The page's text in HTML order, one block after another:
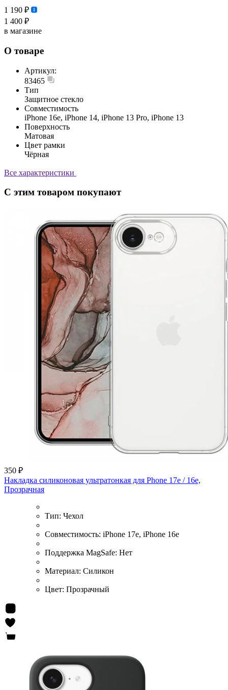
1 190 ₽
1 400 ₽
в магазине
О товаре
Артикул:
83465
Тип
Защитное стекло
Совместимость
iPhone 16e, iPhone 14, iPhone 13 Pro, iPhone 13
Поверхность
Матовая
Цвет рамки
Чёрная
Все характеристики
С этим товаром покупают
350 ₽
Накладка силиконовая ультратонкая для Phone 17e / 16e,
Прозрачная
Тип: Чехол
Совместимость: iPhone 17e, iPhone 16e
Поддержка MagSafe: Нет
Материал: Силикон
Цвет: Прозрачный